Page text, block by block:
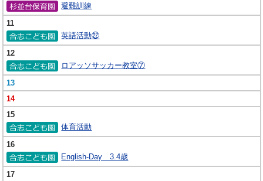
避難訓練
11
英語活動㉒
12
ロアッソサッカー教室⑦
13
14
15
体育活動
16
English-Day 3.4歳
17